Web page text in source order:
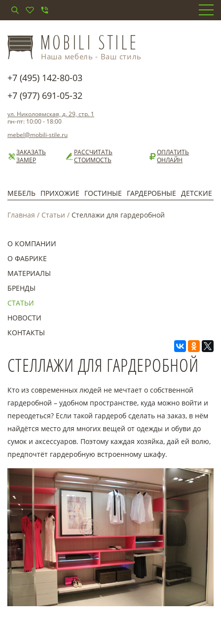
Наша мебель - Ваш стиль
+7 (495) 142-80-03
+7 (977) 691-05-32
ул. Николоямская, д. 29, стр. 1
пн-пт: 10:00 - 18:00
mebel@mobili-stile.ru
ЗАКАЗАТЬ
ЗАМЕР
РАССЧИТАТЬ
СТОИМОСТЬ
ОПЛАТИТЬ
ОНЛАЙН
МЕБЕЛЬ ПРИХОЖИЕ ГОСТИНЫЕ ГАРДЕРОБНЫЕ ДЕТСКИЕ
Главная / Статьи / Стеллажи для гардеробной
О КОМПАНИИ
О ФАБРИКЕ
МАТЕРИАЛЫ
БРЕНДЫ
СТАТЬИ
НОВОСТИ
КОНТАКТЫ
СТЕЛЛАЖИ ДЛЯ ГАРДЕРОБНОЙ
Кто из современных людей не мечтает о собственной
гардеробной – удобном пространстве, куда можно войти и
переодеться? Если такой гардероб сделать на заказ, в нём
найдётся место для многих вещей от одежды и обуви до
сумок и аксессуаров. Поэтому каждая хозяйка, дай ей волю,
предпочтёт гардеробную встроенному шкафу.